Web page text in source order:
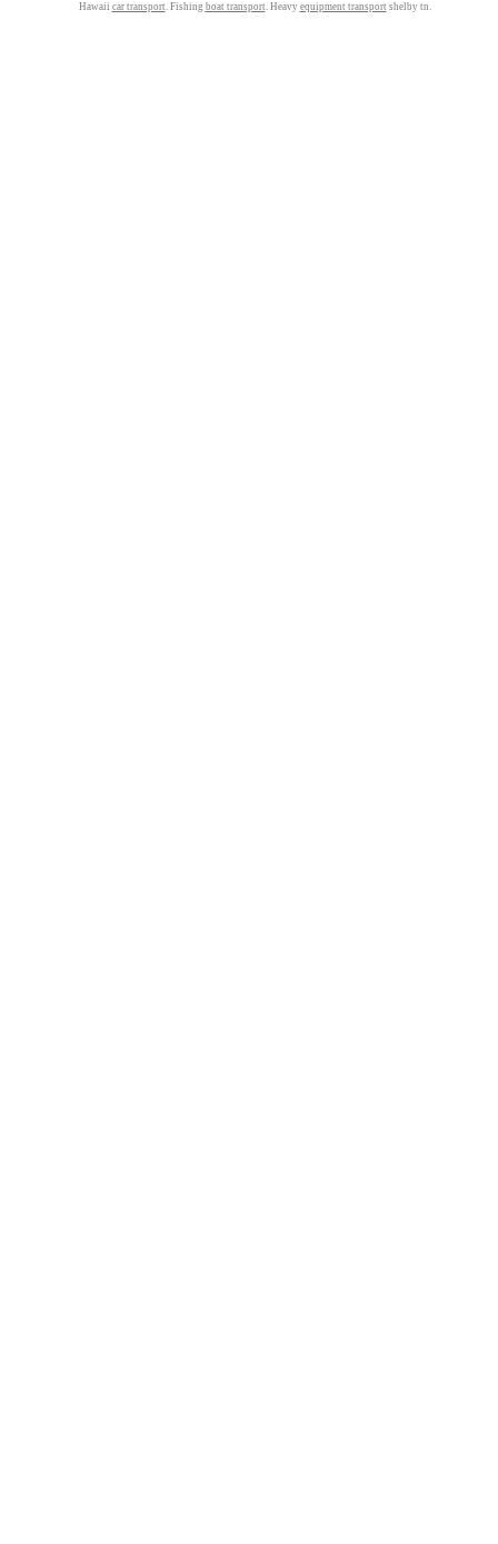
Hawaii car transport. Fishing boat transport. Heavy equipment transportshelby tn.